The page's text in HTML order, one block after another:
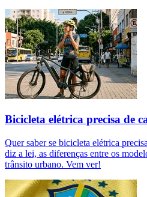
Bicicleta elétrica precisa de
Quer saber se bicicleta elétrica
diz a lei, as diferenças entre os
trânsito urbano. Vem ver!